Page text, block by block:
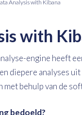
Analysis with Kibana
with
engine heeft
diepere analyses
behulp van de
bedoeld?